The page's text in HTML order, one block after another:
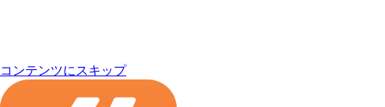
コンテンツにスキップ